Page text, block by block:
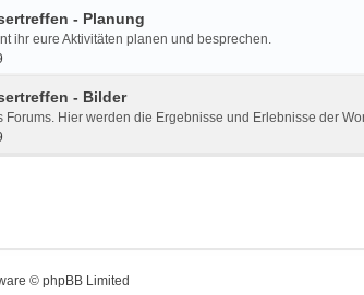
- Planung
ihr eure Aktivitäten planen und besprechen.
- Bilder
Forums. Hier werden die Ergebnisse und Erlebnisse der
© phpBB Limited